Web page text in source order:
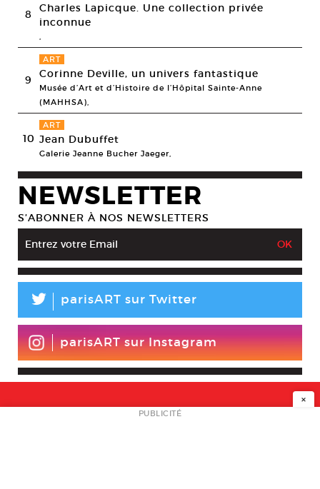
8
Charles Lapicque. Une collection privée
inconnue
,
9
ART
Corinne Deville, un univers fantastique
Musée d’Art et d’Histoire de l’Hôpital Sainte-Anne
(MAHHSA),
10
ART
Jean Dubuffet
Galerie Jeanne Bucher Jaeger,
NEWSLETTER
S’ABONNER À NOS NEWSLETTERS
L parisART sur Twitter
parisART sur Instagram
NEWSLETTER
×
PUBLICITÉ